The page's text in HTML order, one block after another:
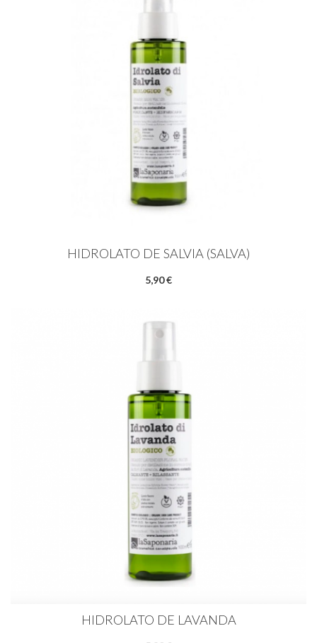
HIDROLATO DE SALVIA (SALVA)
5,90 €
HIDROLATO DE LAVANDA